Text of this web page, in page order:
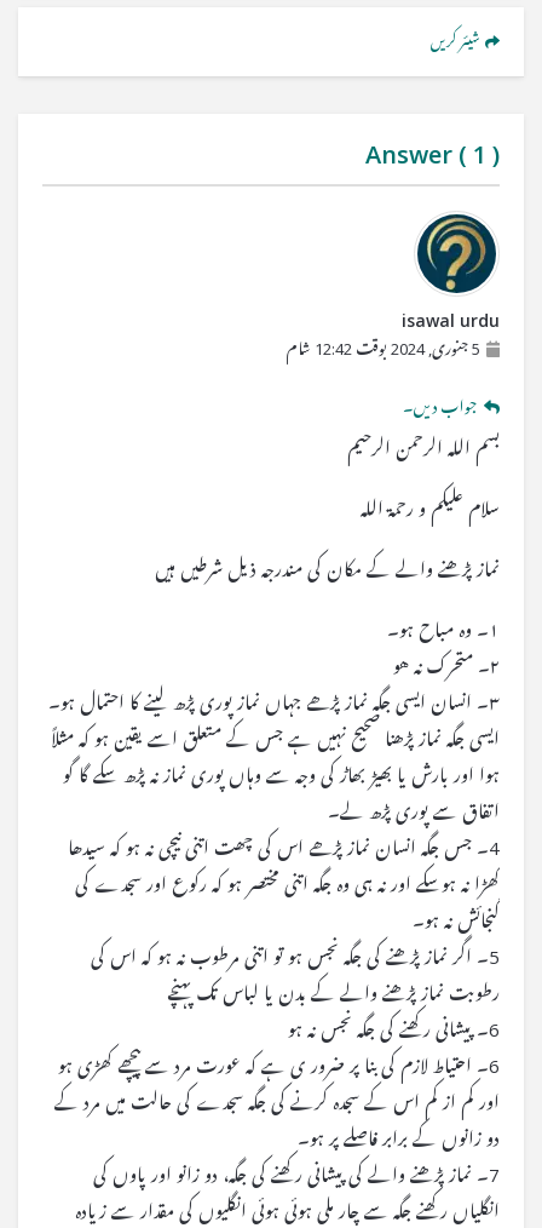
شیئر کریں
Answer ( 1 )
isawal urdu
5 جنوری, 2024 بوقت 12:42 شام
جواب دیں۔
بسم اللہ الرحمن الرحیم
سلام علیکم و رحمۃ اللہ
نماز پڑھنے والے کے مکان کی مندرجہ ذیل شرطیں ہیں
۱۔ وہ مباح ہو۔
۲۔ متحرک نہ هو
۳۔ انسان ایسی جگہ نماز پڑھے جہاں نماز پوری پڑھ لینے کا احتمال ہو۔
ایسی جگہ نماز پڑھنا صحیح نہیں ہے جس کے متعلق اسے یقین ہو کہ مثلاً
ہوا اور بارش یا بھیڑ بھاڑ کی وجہ سے وہاں پوری نماز نہ پڑھ سکے گا گو
اتفاق سے پوری پڑھ لے۔
4۔ جس جگہ انسان نماز پڑھے اس کی چھت اتنی نیچی نہ ہو کہ سیدھا
کھڑا نہ ہوسکے اور نہ ہی وہ جگہ اتنی مختصر ہو کہ رکوع اور سجدے کی
گنجائش نہ ہو۔
5۔ اگر نماز پڑھنے کی جگہ نجس ہو تو اتنی مرطوب نہ ہو کہ اس کی
رطوبت نماز پڑھنے والے کے بدن یا لباس تک پہنچے
6۔ پیشانی رکھنے کی جگہ نجس نه ہو
6۔ احتیاط لازم کی بنا پر ضرور ی ہے کہ عورت مرد سے پیچھے کھڑی ہو
اور کم از کم اس کے سجدہ کرنے کی جگہ سجدے کی حالت میں مرد کے
دو زانوں کے برابر فاصلے پر ہو۔
7۔ نماز پڑھنے والے کی پیشانی رکھنے کی جگہ، دو زانو اور پاوں کی
انگلیاں رکھنے جگہ سے چار ملی ہوئی ہوئی انگلیوں کی مقدار سے زیادہ